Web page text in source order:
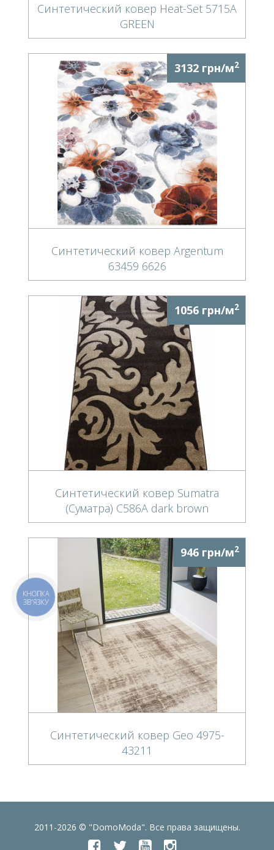
Синтетический ковер Heat-Set 5715A
GREEN
3132 грн/м2
Синтетический ковер Argentum
63459 6626
1056 грн/м2
Синтетический ковер Sumatra
(Суматра) C586A dark brown
946 грн/м2
Синтетический ковер Geo 4975-
43211
2011-2026 © "DomoModa". Все права защищены.
КНОПКА
ЗВ'ЯЗКУ